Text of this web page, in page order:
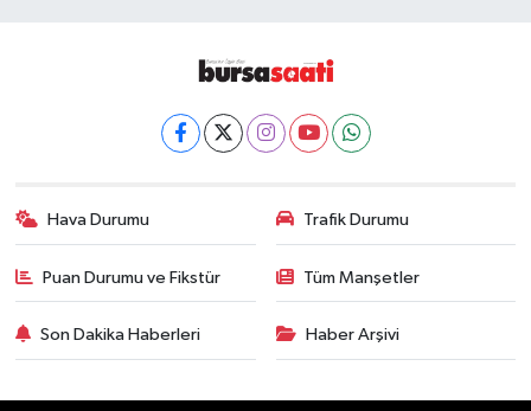
Hava Durumu Trafik Durumu
Puan Durumu ve Fikstür Tüm Manşetler
Son Dakika Haberleri Haber Arşivi